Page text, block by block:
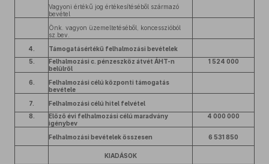
Vagyoni értékű jog értékesítéséből származó
bevétel
Önk. vagyon üzemeltetéséből, koncesszióból
sz.bev.
4.
Támogatásértékű felhalmozási bevételek
5.
Felhalmozási c. pénzeszköz átvét ÁHT-n
belülről
1 524 000
6.
Felhalmozási célú központi támogatás
bevétele
7.
Felhalmozási célú hitel felvétel
8.
Előző évi felhalmozási célú maradvány
igénybev
4 000 000
Felhalmozási bevételek összesen 6 531 850
KIADÁSOK